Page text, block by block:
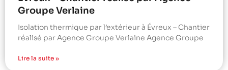
Groupe Verlaine
Isolation thermique par l’extérieur à Évreux – Chantier
réalisé par Agence Groupe Verlaine Agence Groupe
Lire la suite »